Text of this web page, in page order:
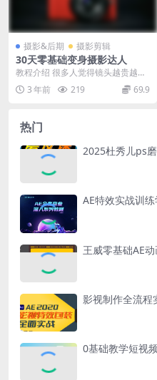
摄影&后期 摄影剪辑
30天零基础变身摄影达人
教程介绍 很多人觉得镜头越贵越
好，拍大片必须懂ps，其实都是误
区。首先决定一张照...
3 年前 219 69.9
热门
2025杜秀儿ps
AE特效实战训
王威零基础AE
影视制作全流程
0基础教学短视